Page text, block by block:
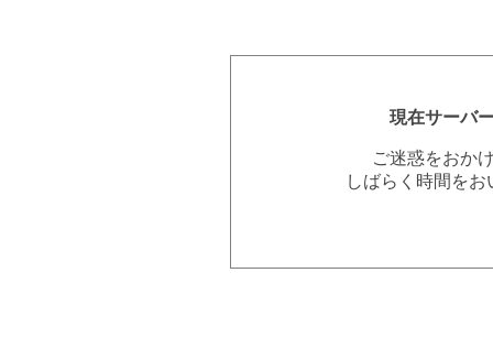
現在サーバ
ご迷惑をおか
しばらく時間を